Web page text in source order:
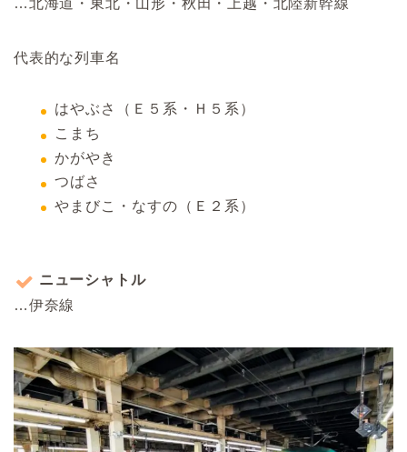
…北海道・東北・山形・秋田・上越・北陸新幹線
代表的な列車名
はやぶさ（Ｅ５系・Ｈ５系）
こまち
かがやき
つばさ
やまびこ・なすの（Ｅ２系）
ニューシャトル
…伊奈線